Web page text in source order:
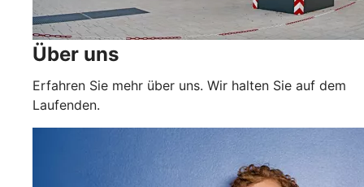
Über uns
Erfahren Sie mehr über uns. Wir halten Sie auf dem
Laufenden.